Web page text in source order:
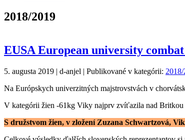
2018/2019
EUSA European university
5. augusta 2019 | d-anjel | Publikované v kategórii:
Na Európskych univerzitných majstrovstvách v
V kategórii žien -61kg Viky najprv zvíťazila nad
S družstvom žien, v zložení Zuzana Schwartzová,